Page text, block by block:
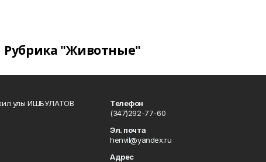
Рубрика "Животные"
улы ИШБУЛАТОВ
Телефон
(347)292-77-60
Эл. почта
henvil@yandex.ru
Адрес